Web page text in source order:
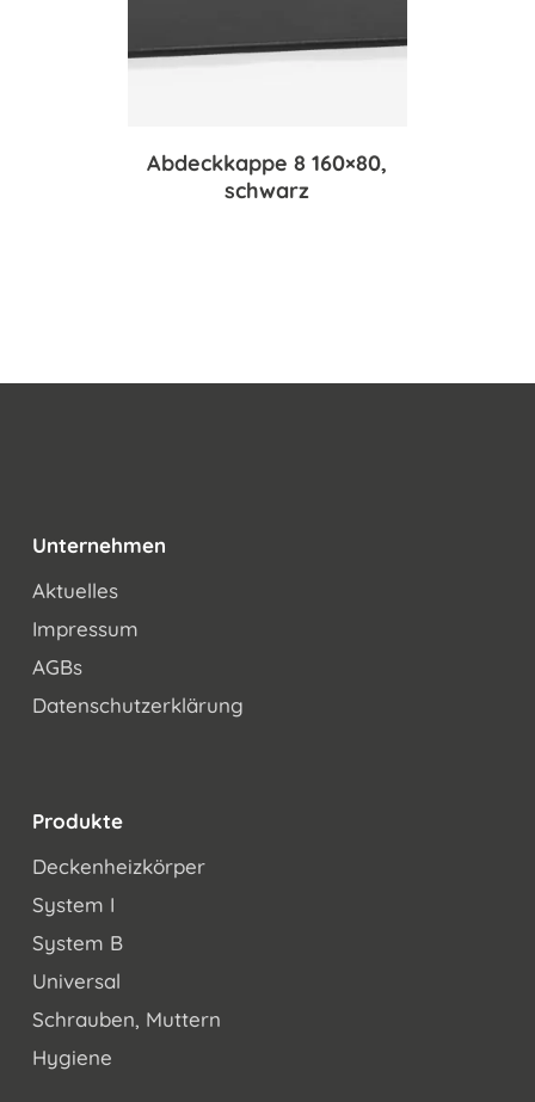
Abdeckkappe 8 160×80,
schwarz
Unternehmen
Aktuelles
Impressum
AGBs
Datenschutzerklärung
Produkte
Deckenheizkörper
System I
System B
Universal
Schrauben, Muttern
Hygiene